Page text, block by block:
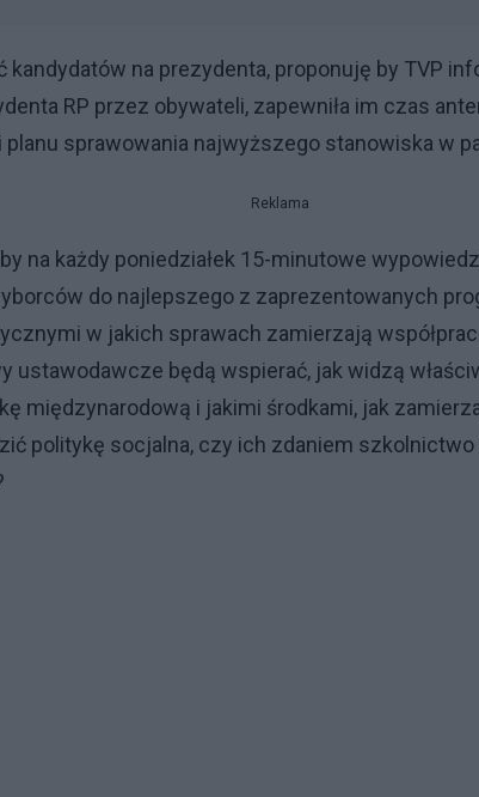
na prezydenta, proponuję by TVP
RP przez obywateli, zapewniła im czas
sprawowania najwyższego stanowiska w
Reklama
na każdy poniedziałek 15-minutowe
do najlepszego z zaprezentowanych
w jakich sprawach zamierzają
ustawodawcze będą wspierać, jak widzą
międzynarodową i jakimi środkami, jak
politykę socjalna, czy ich zdaniem